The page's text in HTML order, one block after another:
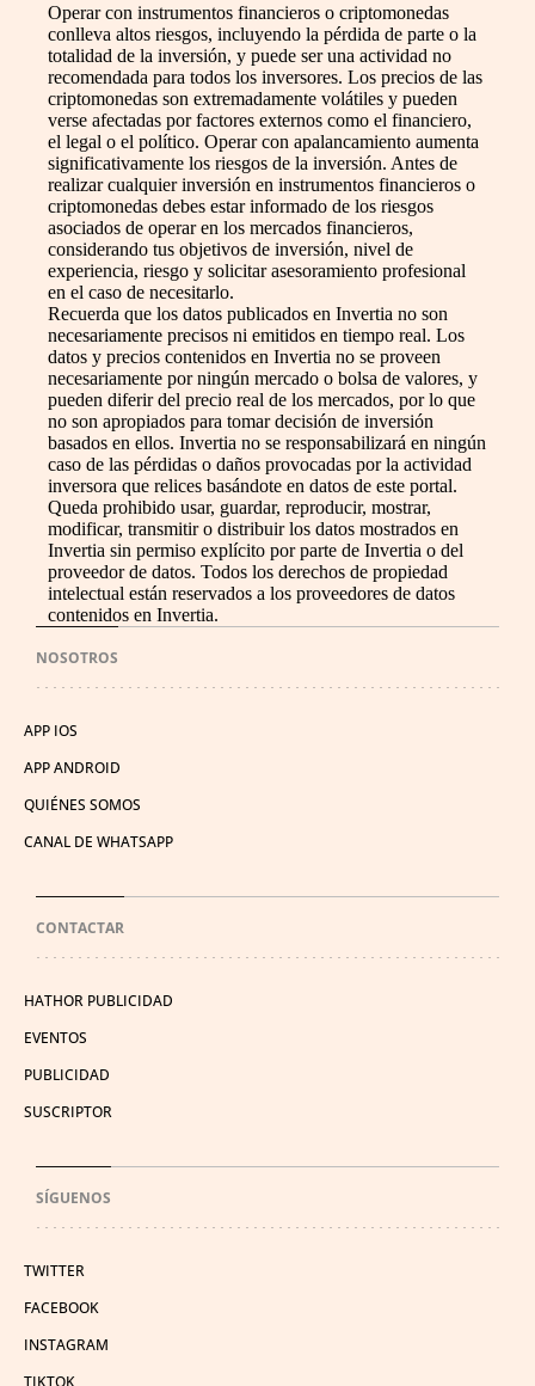
Operar con instrumentos financieros o criptomonedas
conlleva altos riesgos, incluyendo la pérdida de parte o la
totalidad de la inversión, y puede ser una actividad no
recomendada para todos los inversores. Los precios de las
criptomonedas son extremadamente volátiles y pueden
verse afectadas por factores externos como el financiero,
el legal o el político. Operar con apalancamiento aumenta
significativamente los riesgos de la inversión. Antes de
realizar cualquier inversión en instrumentos financieros o
criptomonedas debes estar informado de los riesgos
asociados de operar en los mercados financieros,
considerando tus objetivos de inversión, nivel de
experiencia, riesgo y solicitar asesoramiento profesional
en el caso de necesitarlo.
Recuerda que los datos publicados en Invertia no son
necesariamente precisos ni emitidos en tiempo real. Los
datos y precios contenidos en Invertia no se proveen
necesariamente por ningún mercado o bolsa de valores, y
pueden diferir del precio real de los mercados, por lo que
no son apropiados para tomar decisión de inversión
basados en ellos. Invertia no se responsabilizará en ningún
caso de las pérdidas o daños provocadas por la actividad
inversora que relices basándote en datos de este portal.
Queda prohibido usar, guardar, reproducir, mostrar,
modificar, transmitir o distribuir los datos mostrados en
Invertia sin permiso explícito por parte de Invertia o del
proveedor de datos. Todos los derechos de propiedad
intelectual están reservados a los proveedores de datos
contenidos en Invertia.
NOSOTROS
APP IOS
APP ANDROID
QUIÉNES SOMOS
CANAL DE WHATSAPP
CONTACTAR
HATHOR PUBLICIDAD
EVENTOS
PUBLICIDAD
SUSCRIPTOR
SÍGUENOS
TWITTER
FACEBOOK
INSTAGRAM
TIKTOK